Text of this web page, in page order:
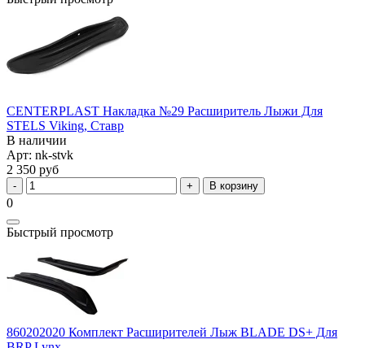
CENTERPLAST Накладка №29 Расширитель Лыжи Для
STELS Viking, Ставр
В наличии
Арт: nk-stvk
2 350 руб
В корзину
0
Быстрый просмотр
860202020 Комплект Расширителей Лыж BLADE DS+ Для